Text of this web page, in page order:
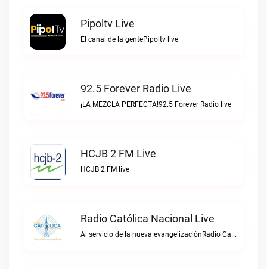
Pipoltv Live
El canal de la gentePipoltv live
92.5 Forever Radio Live
¡LA MEZCLA PERFECTA!92.5 Forever Radio live
HCJB 2 FM Live
HCJB 2 FM live
Radio Católica Nacional Live
Al servicio de la nueva evangelizaciónRadio Católica Nacional live